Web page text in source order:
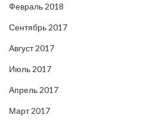
Февраль 2018
Сентябрь 2017
Август 2017
Июль 2017
Апрель 2017
Март 2017